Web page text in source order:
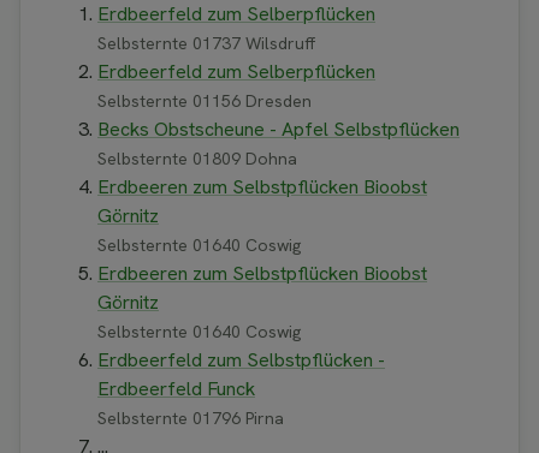
Erdbeerfeld zum Selberpflücken
Selbsternte 01737 Wilsdruff
Erdbeerfeld zum Selberpflücken
Selbsternte 01156 Dresden
Becks Obstscheune - Apfel Selbstpflücken
Selbsternte 01809 Dohna
Erdbeeren zum Selbstpflücken Bioobst
Görnitz
Selbsternte 01640 Coswig
Erdbeeren zum Selbstpflücken Bioobst
Görnitz
Selbsternte 01640 Coswig
Erdbeerfeld zum Selbstpflücken -
Erdbeerfeld Funck
Selbsternte 01796 Pirna
...